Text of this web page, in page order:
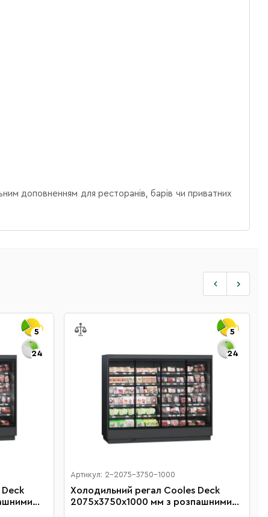
доповненням для ресторанів, барів чи приватних
5
24
5
24
Артикул: 2-2075-3750-1000
Холодильний регал Cooles Deck
2075х3750х1000 мм з розпашними